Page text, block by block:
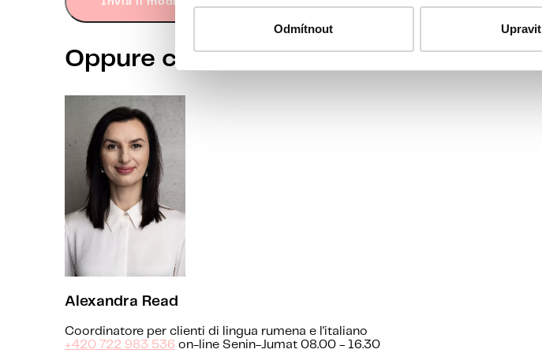
Odmítnout Upravit
Oppure chiama il nostro coordinatore
Alexandra Read
Coordinatore per clienti di lingua rumena e l'italiano
+420 722 983 536 on-line Senin-Jumat 08.00 - 16.30